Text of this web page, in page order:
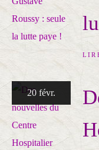
20 févr.